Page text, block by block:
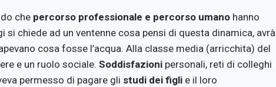
che percorso professionale e percorso umano hanno
si chiede ad un ventenne cosa pensi di questa dinamica, avrà
cosa fosse l’acqua. Alla classe media (arricchita) del
e un ruolo sociale. Soddisfazioni personali, reti di colleghi
permesso di pagare gli studi dei figli e il loro